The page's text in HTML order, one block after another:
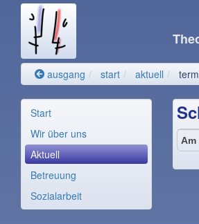
ausgang start aktuell
Start
Wir über uns
Aktuell
Betreuung
Sozialarbeit
Am